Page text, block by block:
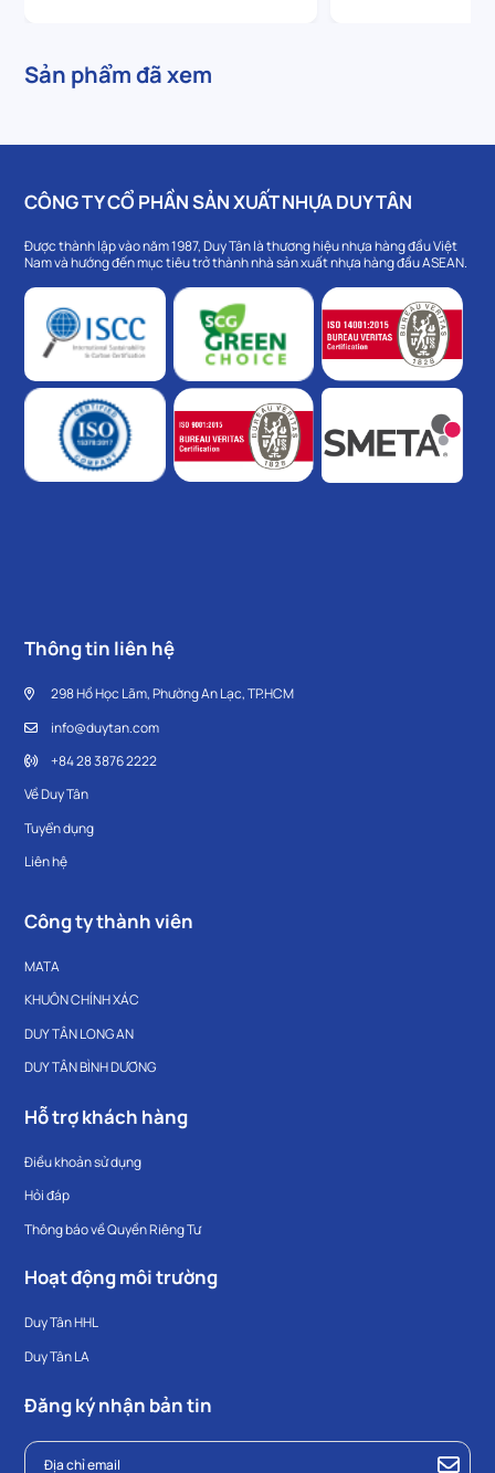
Sản phẩm đã xem
CÔNG TY CỔ PHẦN SẢN XUẤT NHỰA DUY TÂN
Được thành lập vào năm 1987, Duy Tân là thương hiệu nhựa hàng đầu Việt
Nam và hướng đến mục tiêu trở thành nhà sản xuất nhựa hàng đầu ASEAN.
Thông tin liên hệ
298 Hồ Học Lãm, Phường An Lạc, TP.HCM
info@duytan.com
+84 28 3876 2222
Về Duy Tân
Tuyển dụng
Liên hệ
Công ty thành viên
MATA
KHUÔN CHÍNH XÁC
DUY TÂN LONG AN
DUY TÂN BÌNH DƯƠNG
Hỗ trợ khách hàng
Điều khoản sử dụng
Hỏi đáp
Thông báo về Quyền Riêng Tư
Hoạt động môi trường
Duy Tân HHL
Duy Tân LA
Đăng ký nhận bản tin